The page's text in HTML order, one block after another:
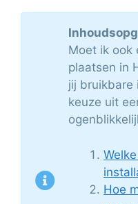
Moet ik ook
plaatsen in
jij bruikbare
keuze uit
Hoe